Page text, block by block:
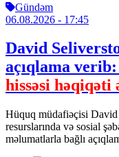
Gündəm
06.08.2026 - 17:45
David
açıqlama verib:
hissəsi
Hüquq müdafiəçisi
resurslarında və sosial
məlumatlarla bağlı